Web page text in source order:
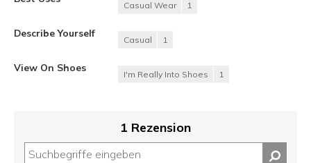
Casual Wear 1
Describe Yourself
Casual 1
View On Shoes
I'm Really Into Shoes 1
1 Rezension